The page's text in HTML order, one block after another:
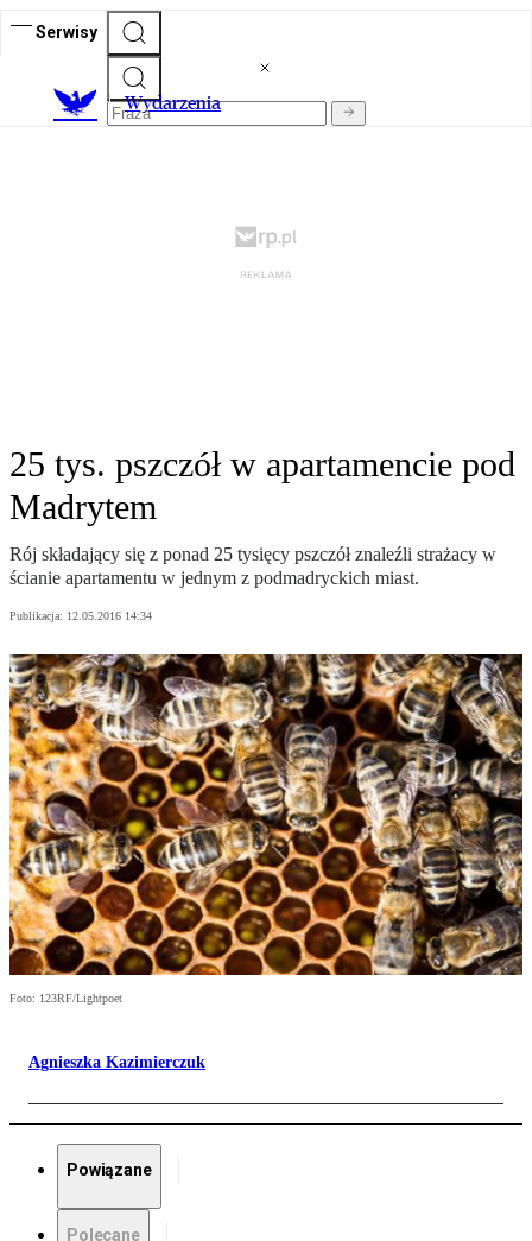
Serwisy
Wydarzenia
25 tys. pszczół w apartamencie pod
Madrytem
Rój składający się z ponad 25 tysięcy pszczół znaleźli strażacy w
ścianie apartamentu w jednym z podmadryckich miast.
Publikacja: 12.05.2016 14:34
Foto: 123RF/Lightpoet
Agnieszka Kazimierczuk
Powiązane
Polecane